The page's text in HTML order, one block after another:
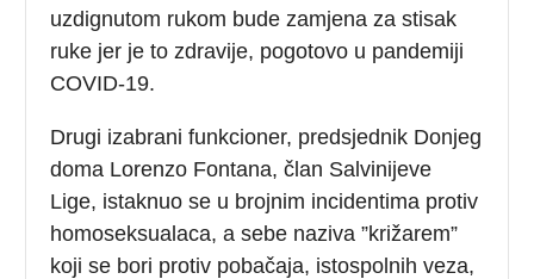
uzdignutom rukom bude zamjena za stisak
ruke jer je to zdravije, pogotovo u pandemiji
COVID-19.
Drugi izabrani funkcioner, predsjednik Donjeg
doma Lorenzo Fontana, član Salvinijeve
Lige, istaknuo se u brojnim incidentima protiv
homoseksualaca, a sebe naziva ”križarem”
koji se bori protiv pobačaja, istospolnih veza,